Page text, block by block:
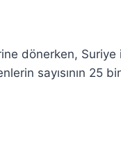
dönerken, Suriye
sayısının 25